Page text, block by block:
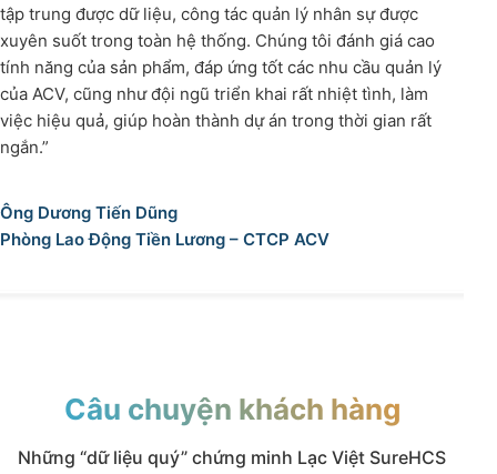
tập trung được dữ liệu, công tác quản lý nhân sự được
xuyên suốt trong toàn hệ thống. Chúng tôi đánh giá cao
tính năng của sản phẩm, đáp ứng tốt các nhu cầu quản lý
của ACV, cũng như đội ngũ triển khai rất nhiệt tình, làm
việc hiệu quả, giúp hoàn thành dự án trong thời gian rất
ngắn.”
Ông Dương Tiến Dũng
Phòng Lao Động Tiền Lương – CTCP ACV
Câu chuyện khách hàng
Những “dữ liệu quý” chứng minh Lạc Việt SureHCS